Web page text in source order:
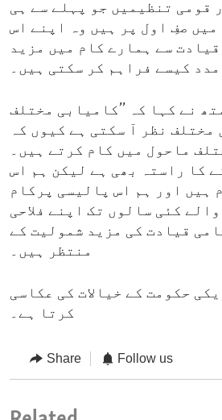
قومی تنظیمیں جو پہلے سے ہی
میں صفِ اول پر ہیں وہ اپنے اس
سے ہمارے کام میں مزید
مدد کیسے فراہم کر سکتی ہیں۔
نے کہا کہ ’’کامیابی مختلف
مختلف نظر آ سکتی ہے کیوں کہ
ماحول میں کام کرتے ہیں۔
کا راستہ بھی ہے لیکن ہم اس
ہیں اور ہم اس پالیسی پرکام
کئی سالوں تک اپنے فلاحی
قیادت کی مزید شمولیت کے
منتظر ہیں۔
حکومت کے خیالات کی عکاسی
کرتا ہے۔
Share Follow us